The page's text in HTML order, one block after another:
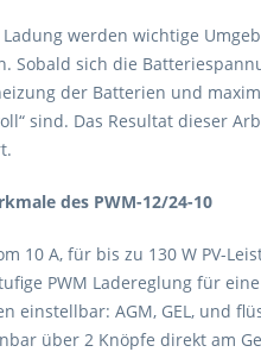
werden wichtige
Sobald sich die
der Batterien und
sind. Das Resultat dieser
des PWM-12/24-10
10 A, für bis zu 130 W PV-
PWM Ladereglung für
einstellbar: AGM, GEL, und
über 2 Knöpfe direkt am